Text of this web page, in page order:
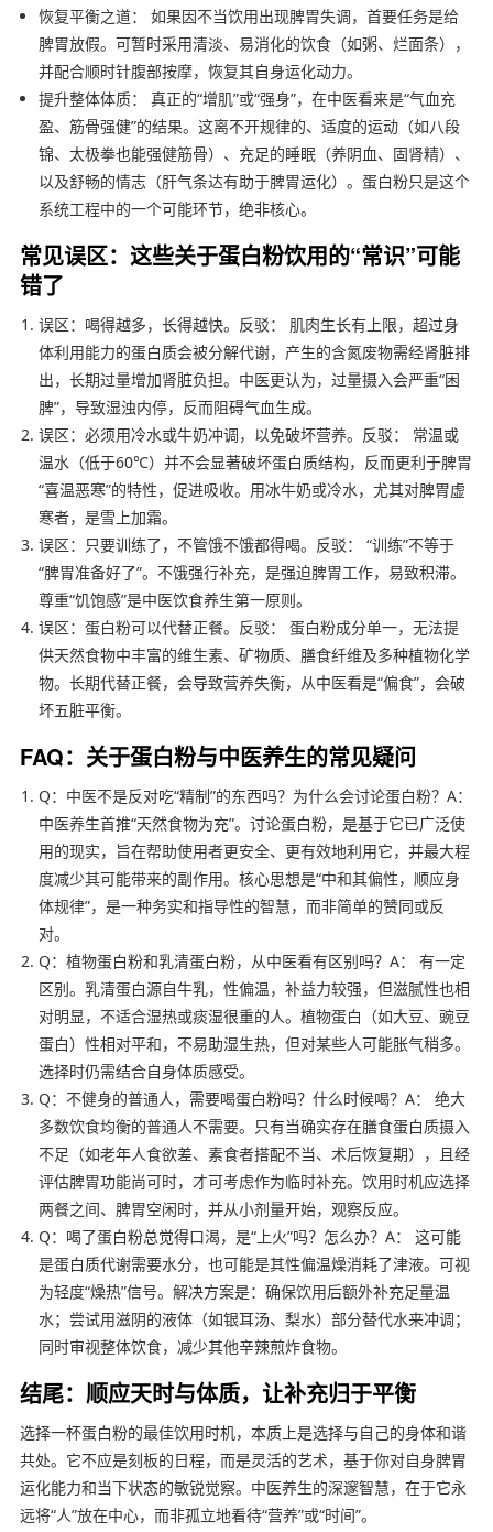
恢复平衡之道： 如果因不当饮用出现脾胃失调，首要任务是给
脾胃放假。可暂时采用清淡、易消化的饮食（如粥、烂面条），
并配合顺时针腹部按摩，恢复其自身运化动力。
提升整体体质： 真正的“增肌”或“强身”，在中医看来是“气血充
盈、筋骨强健”的结果。这离不开规律的、适度的运动（如八段
锦、太极拳也能强健筋骨）、充足的睡眠（养阴血、固肾精）、
以及舒畅的情志（肝气条达有助于脾胃运化）。蛋白粉只是这个
系统工程中的一个可能环节，绝非核心。
常见误区：这些关于蛋白粉饮用的“常识”可能
错了
误区：喝得越多，长得越快。反驳： 肌肉生长有上限，超过身
体利用能力的蛋白质会被分解代谢，产生的含氮废物需经肾脏排
出，长期过量增加肾脏负担。中医更认为，过量摄入会严重“困
脾”，导致湿浊内停，反而阻碍气血生成。
误区：必须用冷水或牛奶冲调，以免破坏营养。反驳： 常温或
温水（低于60℃）并不会显著破坏蛋白质结构，反而更利于脾胃
“喜温恶寒”的特性，促进吸收。用冰牛奶或冷水，尤其对脾胃虚
寒者，是雪上加霜。
误区：只要训练了，不管饿不饿都得喝。反驳： “训练”不等于
“脾胃准备好了”。不饿强行补充，是强迫脾胃工作，易致积滞。
尊重“饥饱感”是中医饮食养生第一原则。
误区：蛋白粉可以代替正餐。反驳： 蛋白粉成分单一，无法提
供天然食物中丰富的维生素、矿物质、膳食纤维及多种植物化学
物。长期代替正餐，会导致营养失衡，从中医看是“偏食”，会破
坏五脏平衡。
FAQ：关于蛋白粉与中医养生的常见疑问
Q：中医不是反对吃“精制”的东西吗？为什么会讨论蛋白粉？A：
中医养生首推“天然食物为充”。讨论蛋白粉，是基于它已广泛使
用的现实，旨在帮助使用者更安全、更有效地利用它，并最大程
度减少其可能带来的副作用。核心思想是“中和其偏性，顺应身
体规律”，是一种务实和指导性的智慧，而非简单的赞同或反
对。
Q：植物蛋白粉和乳清蛋白粉，从中医看有区别吗？A： 有一定
区别。乳清蛋白源自牛乳，性偏温，补益力较强，但滋腻性也相
对明显，不适合湿热或痰湿很重的人。植物蛋白（如大豆、豌豆
蛋白）性相对平和，不易助湿生热，但对某些人可能胀气稍多。
选择时仍需结合自身体质感受。
Q：不健身的普通人，需要喝蛋白粉吗？什么时候喝？A： 绝大
多数饮食均衡的普通人不需要。只有当确实存在膳食蛋白质摄入
不足（如老年人食欲差、素食者搭配不当、术后恢复期），且经
评估脾胃功能尚可时，才可考虑作为临时补充。饮用时机应选择
两餐之间、脾胃空闲时，并从小剂量开始，观察反应。
Q：喝了蛋白粉总觉得口渴，是“上火”吗？怎么办？A： 这可能
是蛋白质代谢需要水分，也可能是其性偏温燥消耗了津液。可视
为轻度“燥热”信号。解决方案是：确保饮用后额外补充足量温
水；尝试用滋阴的液体（如银耳汤、梨水）部分替代水来冲调；
同时审视整体饮食，减少其他辛辣煎炸食物。
结尾：顺应天时与体质，让补充归于平衡
选择一杯蛋白粉的最佳饮用时机，本质上是选择与自己的身体和谐
共处。它不应是刻板的日程，而是灵活的艺术，基于你对自身脾胃
运化能力和当下状态的敏锐觉察。中医养生的深邃智慧，在于它永
远将“人”放在中心，而非孤立地看待“营养”或“时间”。